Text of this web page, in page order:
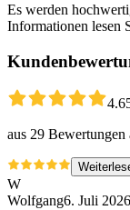
Es werden
Informationen lesen
aus 29 Bewertungen
W
Wolfgang6. Juli 2026